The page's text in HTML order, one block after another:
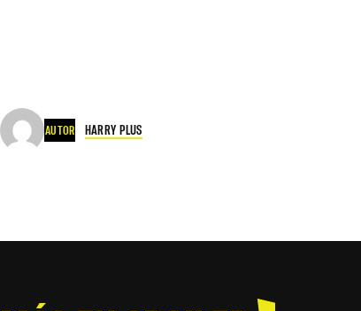
AUTOR HARRY PLUS